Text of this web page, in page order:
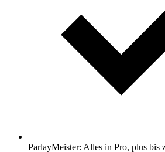
ParlayMeister: Alles in Pro, plus bis